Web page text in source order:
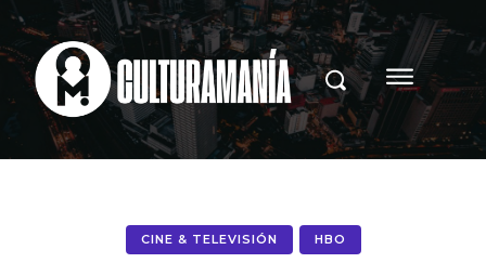
CINE & TELEVISIÓN HBO